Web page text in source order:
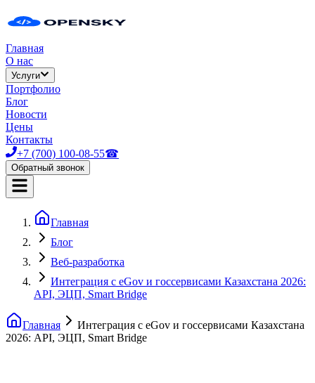
Главная
О нас
Услуги
Портфолио
Блог
Новости
Цены
Контакты
+7 (700) 100-08-55☎
Обратный звонок
Главная
Блог
Веб-разработка
Интеграция с eGov и госсервисами Казахстана 2026:
API, ЭЦП, Smart Bridge
Главная
Интеграция с eGov и госсервисами Казахстана
2026: API, ЭЦП, Smart Bridge